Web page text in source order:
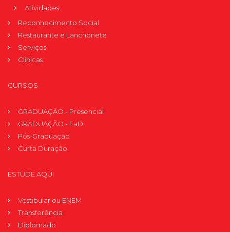
Atividades
Reconhecimento Social
Restaurante e Lanchonete
Serviços
Clínicas
CURSOS
GRADUAÇÃO - Presencial
GRADUAÇÃO - EaD
Pós-Graduação
Curta Duração
ESTUDE AQUI
Vestibular ou ENEM
Transferência
Diplomado